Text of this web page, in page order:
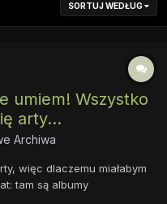
SORTUJ WEDŁUG
umiem! Wszystko
arty...
Archiwa
więc dlaczemu miałabym
tam są albumy